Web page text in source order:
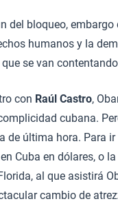
del bloqueo,
humanos y la
se van
con Raúl Castro,
cubana.
de última hora. Para
Cuba en dólares, o
al que asistirá
cambio de